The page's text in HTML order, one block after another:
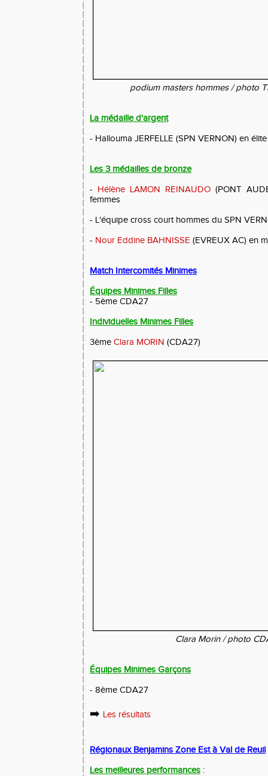
podium masters hommes / photo
La médaille d'argent
- Hallouma JERFELLE (SPN VERNON) en
Les 3 médailles de bronze
- Hélène LAMON REINAUDO (PONT
femmes
- L'équipe cross court hommes du SPN
- Nour Eddine BAHNISSE (EVREUX AC) en
Match Intercomités Minimes
Équipes Minimes Filles
- 5ème CDA27
Individuelles Minimes Filles
3ème Clara MORIN (CDA27)
Clara Morin / photo
Équipes Minimes Garçons
- 8ème CDA27
➡️ Les résultats
Régionaux Benjamins Zone Est à Val de Reuil
Les meilleures performances :